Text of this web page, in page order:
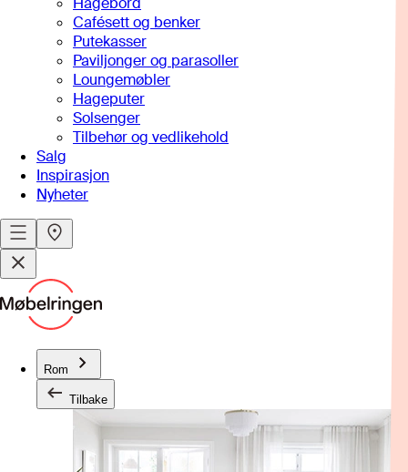
Cafésett og benker
Putekasser
Paviljonger og parasoller
Loungemøbler
Hageputer
Solsenger
Tilbehør og vedlikehold
Salg
Inspirasjon
Nyheter
Rom
Tilbake